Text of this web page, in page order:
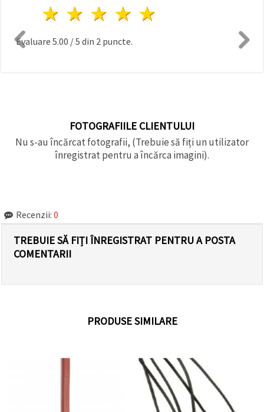
4 stele
3 stele
2 stele
1 stea
Evaluare 5.00 /5 din 2 puncte.
FOTOGRAFIILE CLIENTULUI
Nu s-au încărcat fotografii, (Trebuie să fiți un utilizator
înregistrat pentru a încărca imagini).
Recenzii: 0
TREBUIE SĂ FIȚI ÎNREGISTRAT PENTRU A POSTA
COMENTARII
PRODUSE SIMILARE